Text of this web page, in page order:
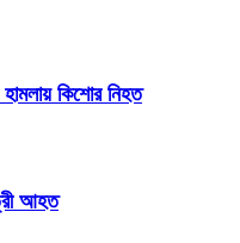
হামলায় কিশোর নিহত
আহত